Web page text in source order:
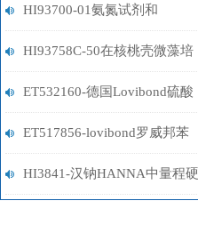
HI93700-01氨氮试剂和
HI93700-03氨氮试剂的区别
HI93758C-50在核桃壳微藻培
养基中P利用率检测应用
ET532160-德国Lovibond硫酸
盐试剂
ET517856-lovibond罗威邦苯
酚试剂
HI3841-汉钠HANNA中量程硬